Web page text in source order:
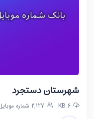
شهرستان دستجرد
6 KB 2,127 شماره موبایل